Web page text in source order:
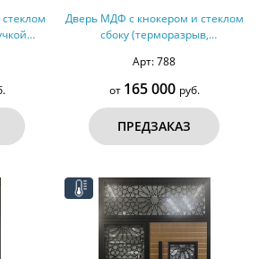
Дверь МДФ с кнокером и стеклом
сбоку (терморазрыв,
Арт: 788
от 165 000 руб.
ПРЕДЗАКАЗ